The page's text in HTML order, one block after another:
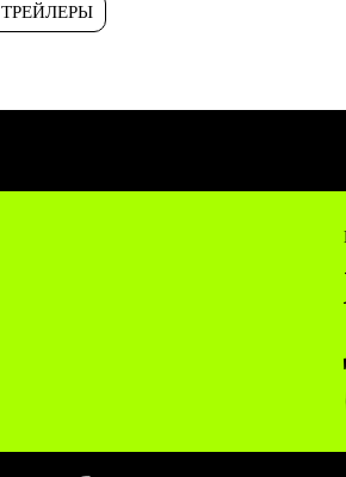
ТРЕЙЛЕРЫ